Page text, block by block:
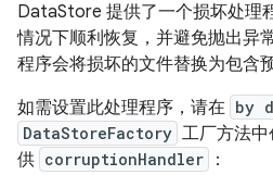
DataStore 提供了一个损坏处理
情况下顺利恢复，并避免抛出异
程序会将损坏的文件替换为包含
如需设置此处理程序，请在 by
DataStoreFactory 工厂方法
供 corruptionHandler ：